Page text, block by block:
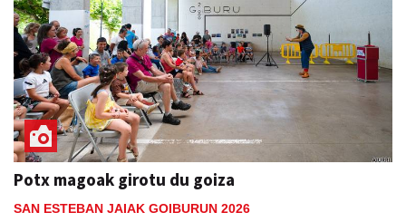
Potx magoak girotu du goiza
SAN ESTEBAN JAIAK GOIBURUN 2026